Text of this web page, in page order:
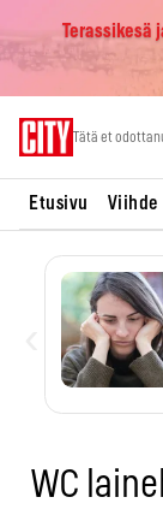
Terassikesä
Tätä et
Etusivu Viihde
WC